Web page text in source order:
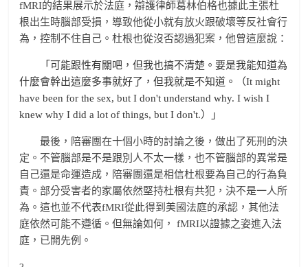
fMRI的結果展示於法庭，辯護律師葛林伯格也據此主張杜
根出生時腦部受損，導致他從小就有放火跟破壞等反社會行
為，控制不住自己。杜根也從沒否認過犯案，他曾這麼說：
「可能跟性有關吧，但我也搞不清楚。要是我能知道為
什麼會幹出這麼多事就好了，但我就是不知道。（It might
have been for the sex, but I don't understand why. I wish I
knew why I did a lot of things, but I don't.）」
最後，陪審團在十個小時的討論之後，做出了死刑的決
定。不管腦部是不是跟別人不太一樣，也不管腦部的異常是
自己還是命運造成，陪審團還是相信杜根要為自己的行為負
責。部分受害者的家屬依然堅持杜根有共犯，決不是一人所
為。這也並不代表fMRI從此得到美國法庭的承認，其他法
庭依然可能不遵循。但無論如何， fMRI以證據之姿進入法
庭，已開先例。